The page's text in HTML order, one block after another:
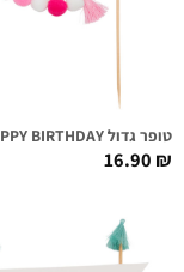
טופר גדול HAPPY BIRTHDAY פונפונים ורודים
16.90₪